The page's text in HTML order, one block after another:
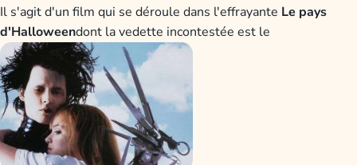
Il s'agit d'un film qui se déroule dans l'effrayante Le pays
d'Halloweendont la vedette incontestée est le